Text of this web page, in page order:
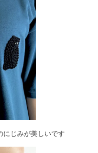
にじみが美しいです